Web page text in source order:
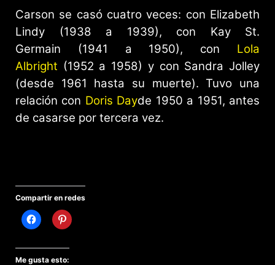
Carson se casó cuatro veces: con Elizabeth
Lindy (1938 a 1939), con Kay St.
Germain (1941 a 1950), con Lola
Albright (1952 a 1958) y con Sandra Jolley
(desde 1961 hasta su muerte). Tuvo una
relación con Doris Dayde 1950 a 1951, antes
de casarse por tercera vez.
Compartir en redes
Me gusta esto: